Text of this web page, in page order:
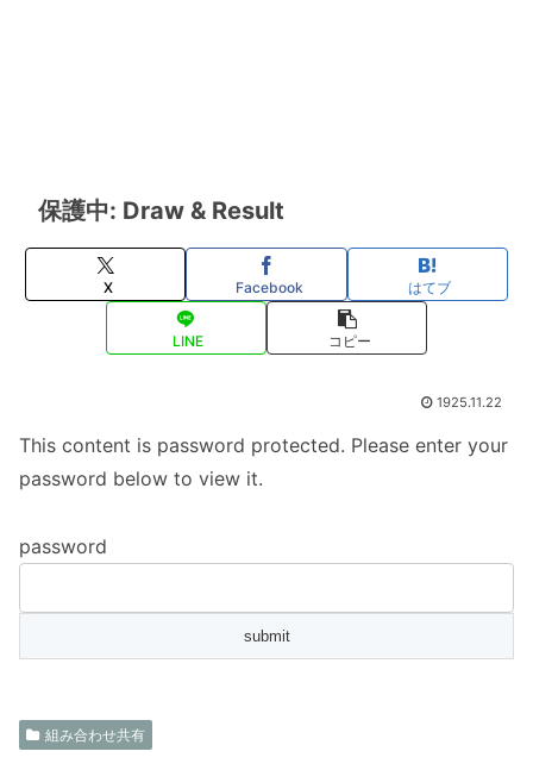
保護中: Draw & Result
X Facebook はてブ
LINE コピー
1925.11.22
This content is password protected. Please enter your
password below to view it.
password
組み合わせ共有